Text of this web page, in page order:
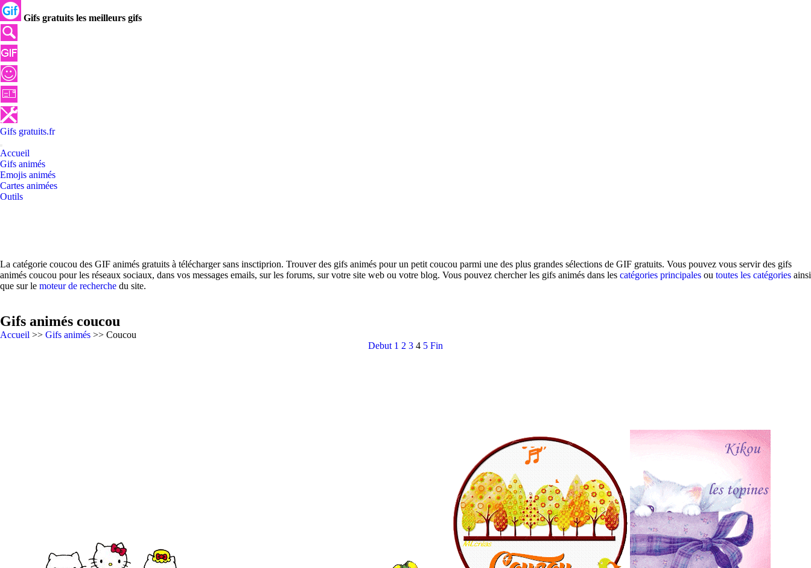
Gifs gratuits les meilleurs gifs
Gifs gratuits.fr
Accueil
Gifs animés
Emojis animés
Cartes animées
Outils
La catégorie coucou des GIF animés gratuits à télécharger sans insctiprion. Trouver des gifs animés pour un petit coucou parmi une des plus grandes sélections de GIF gratuits. Vous pouvez vous servir des gifs
animés coucou pour les réseaux sociaux, dans vos messages emails, sur les forums, sur votre site web ou votre blog. Vous pouvez chercher les gifs animés dans les catégories principales ou toutes les catégories ainsi
que sur le moteur de recherche du site.
Gifs animés coucou
Accueil >> Gifs animés >> Coucou
Debut 1 2 3 4 5 Fin